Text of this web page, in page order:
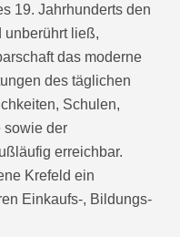
19. Jahrhunderts den
unberührt ließ,
das moderne
des täglichen
Schulen,
sowie der
erreichbar.
Krefeld ein
Einkaufs-, Bildungs-